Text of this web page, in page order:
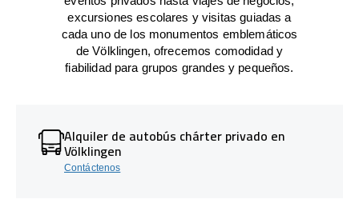
excursiones escolares y visitas guiadas a
cada uno de los monumentos emblemáticos
de Völklingen, ofrecemos comodidad y
fiabilidad para grupos grandes y pequeños.
Alquiler de autobús chárter privado en
Völklingen
Contáctenos